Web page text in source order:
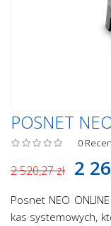
POSNET
0
2 520,27 zł 2
Posnet NEO
kas systemowych,